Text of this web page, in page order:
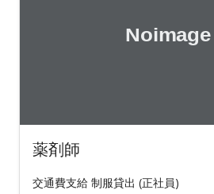
薬剤師
交通費支給 制服貸出 (正社員)